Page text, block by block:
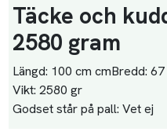
Täcke och
2580 gram
Längd: 100 cm cmBredd: 67
Vikt: 2580 gr
Godset står på pall: Vet ej